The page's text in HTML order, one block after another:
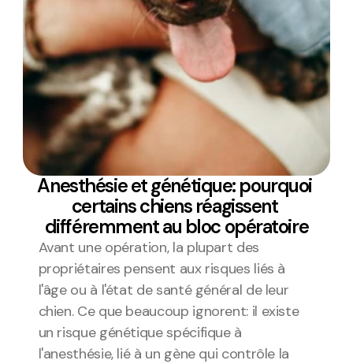
Anesthésie et génétique: pourquoi
certains chiens réagissent
différemment au bloc opératoire
Avant une opération, la plupart des
propriétaires pensent aux risques liés à
l'âge ou à l'état de santé général de leur
chien. Ce que beaucoup ignorent: il existe
un risque génétique spécifique à
l'anesthésie, lié à un gène qui contrôle la